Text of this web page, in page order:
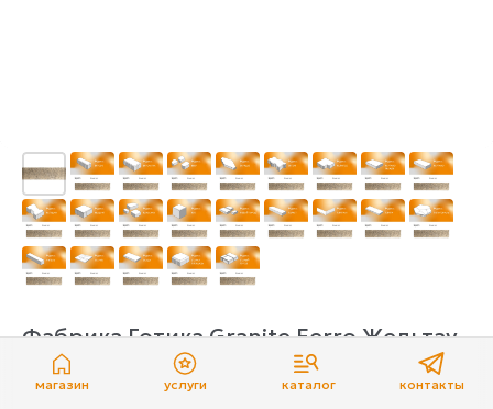
магазин услуги каталог контакты
Фабрика Готика Granite Ferro Жельтау
Фабрика Готика